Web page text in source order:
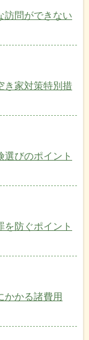
訪問ができない
き家対策特別措
選びのポイント
を防ぐポイント
かかる諸費用